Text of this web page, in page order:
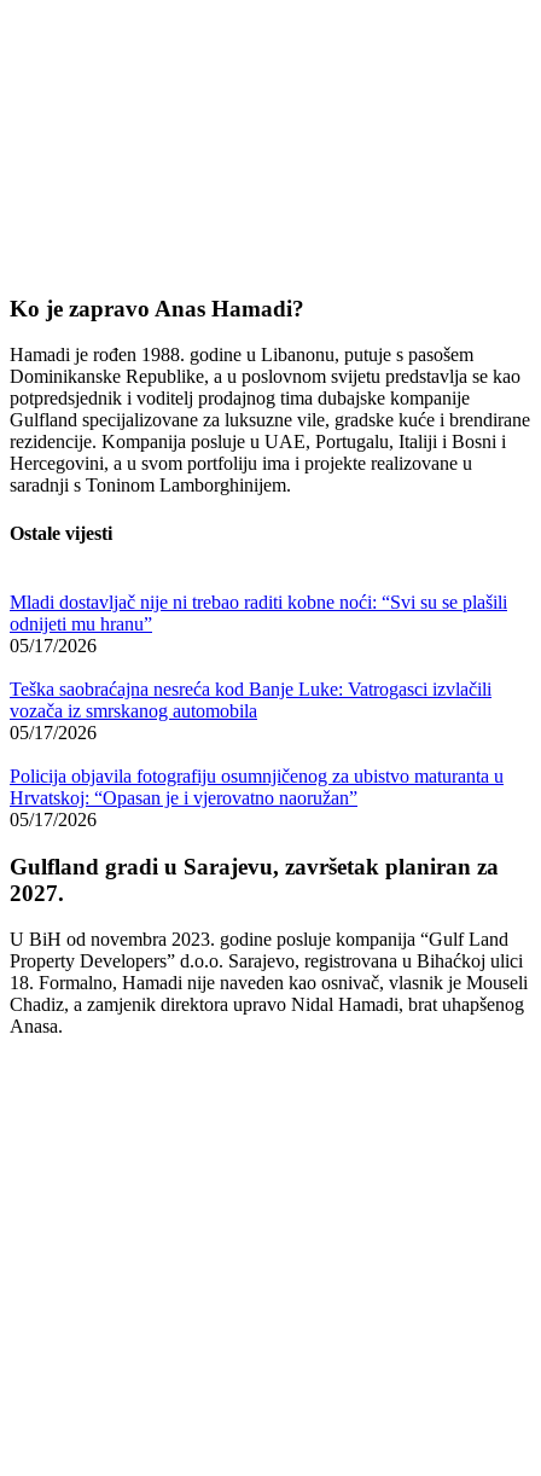
Ko je zapravo Anas Hamadi?
Hamadi je rođen 1988. godine u Libanonu, putuje s pasošem
Dominikanske Republike, a u poslovnom svijetu predstavlja se kao
potpredsjednik i voditelj prodajnog tima dubajske kompanije
Gulfland specijalizovane za luksuzne vile, gradske kuće i brendirane
rezidencije. Kompanija posluje u UAE, Portugalu, Italiji i Bosni i
Hercegovini, a u svom portfoliju ima i projekte realizovane u
saradnji s Toninom Lamborghinijem.
Ostale vijesti
Mladi dostavljač nije ni trebao raditi kobne noći: “Svi su se plašili
odnijeti mu hranu”
05/17/2026
Teška saobraćajna nesreća kod Banje Luke: Vatrogasci izvlačili
vozača iz smrskanog automobila
05/17/2026
Policija objavila fotografiju osumnjičenog za ubistvo maturanta u
Hrvatskoj: “Opasan je i vjerovatno naoružan”
05/17/2026
Gulfland gradi u Sarajevu, završetak planiran za
2027.
U BiH od novembra 2023. godine posluje kompanija “Gulf Land
Property Developers” d.o.o. Sarajevo, registrovana u Bihaćkoj ulici
18. Formalno, Hamadi nije naveden kao osnivač, vlasnik je Mouseli
Chadiz, a zamjenik direktora upravo Nidal Hamadi, brat uhapšenog
Anasa.